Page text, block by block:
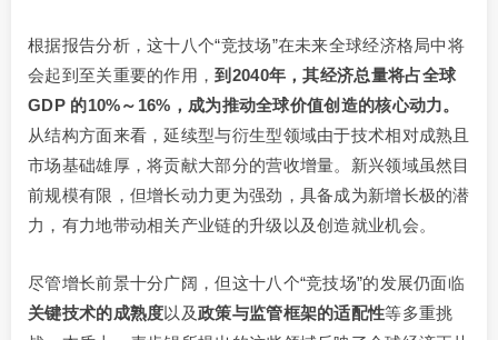
根据报告分析，这十八个“竞技场”在未来全球经济格局中将
会起到至关重要的作用，到2040年，其经济总量将占全球
GDP 的10%～ 16%，成为推动全球价值创造的核心动力。
从结构方面来看，延续型与衍生型领域由于技术相对成熟且
市场基础雄厚，将贡献大部分的营收增量。新兴领域虽然目
前规模有限，但增长动力更为强劲，具备成为新增长极的潜
力，有力地带动相关产业链的升级以及创造就业机会。
尽管增长前景十分广阔，但这十八个“竞技场”的发展仍面临
关键技术的成熟度以及政策与监管框架的适配性等多重挑